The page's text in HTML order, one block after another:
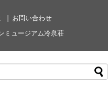
お問い合わせ
ミュージアム冷泉荘